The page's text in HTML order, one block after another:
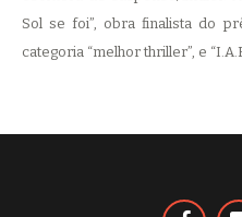
Sol se foi”, obra finalista do
categoria “melhor thriller”, e